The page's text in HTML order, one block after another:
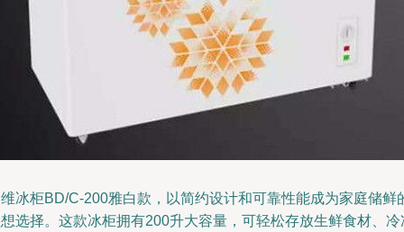
冰柜BD/C-200雅白款，以简约设计和可靠性能成为家庭储鲜
选择。这款冰柜拥有200升大容量，可轻松存放生鲜食材、冷